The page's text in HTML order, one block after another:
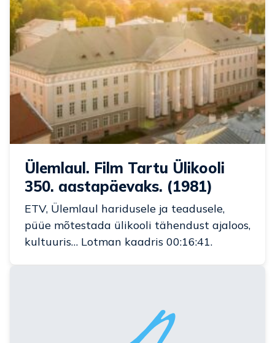
Ülemlaul. Film Tartu Ülikooli
350. aastapäevaks. (1981)
ETV, Ülemlaul haridusele ja teadusele,
püüe mõtestada ülikooli tähendust ajaloos,
kultuuris… Lotman kaadris 00:16:41.